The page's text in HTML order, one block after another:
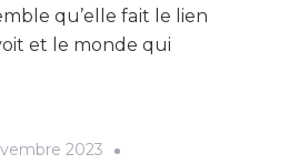
qu’elle fait le lien
et le monde qui
2023